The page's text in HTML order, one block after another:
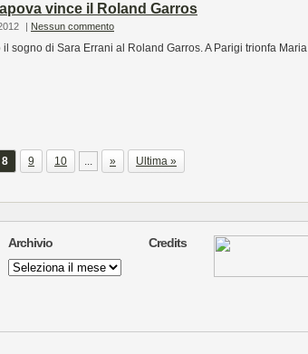
vince il Roland Garros
| Nessun commento
sogno di Sara Errani al Roland Garros. A Parigi trionfa Maria
8 9 10 ... » Ultima »
Archivio
Archivio
Credits